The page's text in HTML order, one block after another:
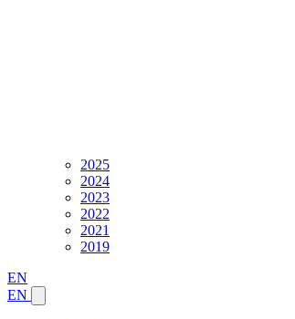
2025
2024
2023
2022
2021
2019
EN
EN